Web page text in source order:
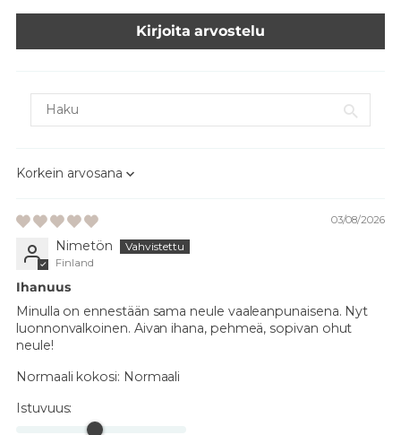
Kirjoita arvostelu
Sort by
03/08/2026
Nimetön
Finland
Ihanuus
Minulla on ennestään sama neule vaaleanpunaisena. Nyt
luonnonvalkoinen. Aivan ihana, pehmeä, sopivan ohut
neule!
Normaali kokosi: Normaali
Istuvuus: